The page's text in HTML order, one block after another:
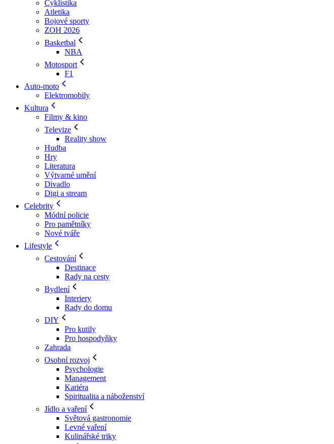
Cyklistika
Atletika
Bojové sporty
ZOH 2026
Basketbal
NBA
Motosport
F1
Auto-moto
Elektromobily
Kultura
Filmy & kino
Televize
Reality show
Hudba
Hry
Literatura
Výtvarné umění
Divadlo
Digi a stream
Celebrity
Módní policie
Pro pamětníky
Nové tváře
Lifestyle
Cestování
Destinace
Rady na cesty
Bydlení
Interiery
Rady do domu
DIY
Pro kutily
Pro hospodyňky
Zahrada
Osobní rozvoj
Psychologie
Management
Kariéra
Spiritualita a náboženství
Jídlo a vaření
Světová gastronomie
Levné vaření
Kulinářské triky